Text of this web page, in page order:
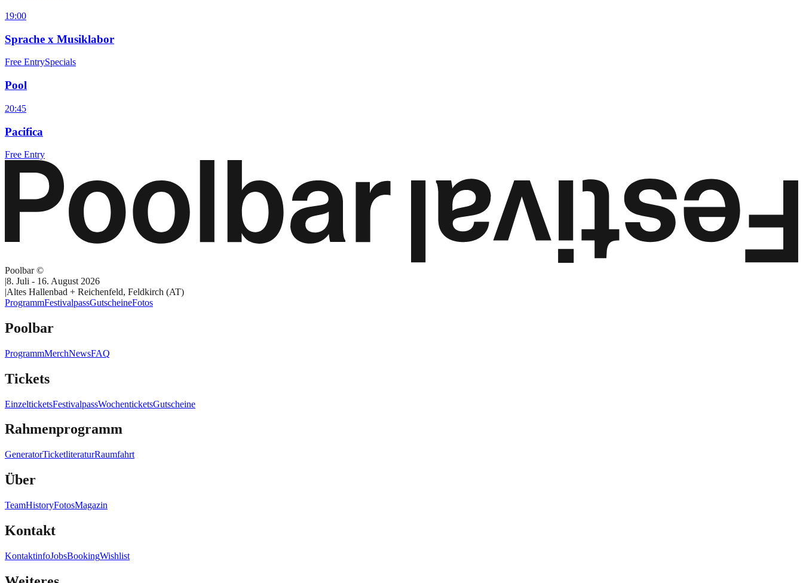
19:00
Sprache x Musiklabor
Free EntrySpecials
Pool
20:45
Pacifica
Free Entry
Poolbar ©
|8. Juli - 16. August 2026
|Altes Hallenbad + Reichenfeld, Feldkirch (AT)
ProgrammFestivalpassGutscheineFotos
Poolbar
ProgrammMerchNewsFAQ
Tickets
EinzelticketsFestivalpassWochenticketsGutscheine
Rahmenprogramm
GeneratorTicketliteraturRaumfahrt
Über
TeamHistoryFotosMagazin
Kontakt
KontaktinfoJobsBookingWishlist